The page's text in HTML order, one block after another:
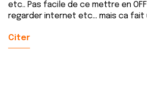
etc.. Pas facile de ce mettre en
regarder internet etc… mais ca fait
Citer